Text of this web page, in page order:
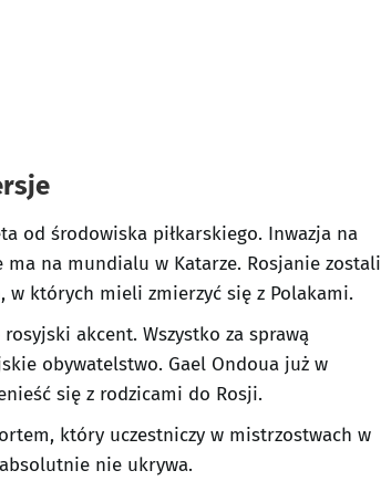
od środowiska piłkarskiego. Inwazja na
na mundialu w Katarze. Rosjanie zostali
w których mieli zmierzyć się z Polakami.
akcent. Wszystko za sprawą
obywatelstwo. Gael Ondoua już w
się z rodzicami do Rosji.
który uczestniczy w mistrzostwach w
nie ukrywa.